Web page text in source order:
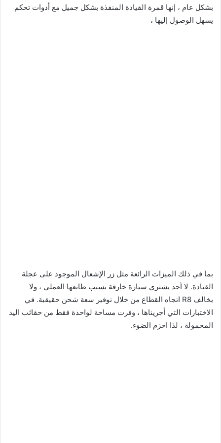
بشكل عام ، إنها قمرة القيادة المنفذة بشكل جميل مع أدوات تحكم
يسهل الوصول إليها ،
بما في ذلك الميزات الرائعة مثل زر الإشعال الموجود على عجلة
القيادة. لا أحد يشتري سيارة خارقة بسبب طابعها العملي ، ولا
يخالف R8 اتجاه القطاع من خلال توفير سعة شحن حقيقية. في
الاختبارات التي أجريناها ، وفرت مساحة لواحدة فقط من حقائب اليد
المحمولة ، لذا احزم الضوء.